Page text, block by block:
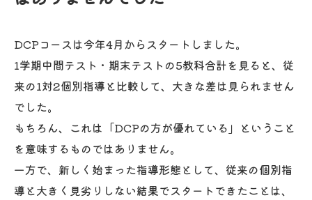
DCPコースは今年4月からスタートしました。
1学期中間テスト・期末テストの5教科合計を見ると、従
来の1対2個別指導と比較して、大きな差は見られません
でした。
もちろん、これは「DCPの方が優れている」ということ
を意味するものではありません。
一方で、新しく始まった指導形態として、従来の個別指
導と大きく見劣りしない結果でスタートできたことは、